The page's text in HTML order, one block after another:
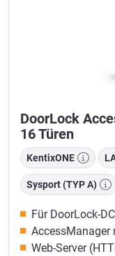
DoorLock
16 Türen
KentixONE
Sysport (TYP A)
Für DoorLock-
AccessManager
Web-Server